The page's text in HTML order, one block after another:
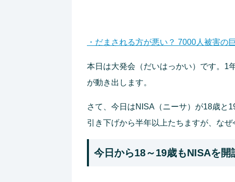
・だまされる方が悪い？ 7000人被害の
本日は大発会（だいはっかい）です。1
が動き出します。
さて、今日はNISA（ニーサ）が18歳と
引き下げから半年以上たちますが、なぜ
今日から18～19歳もNISAを開